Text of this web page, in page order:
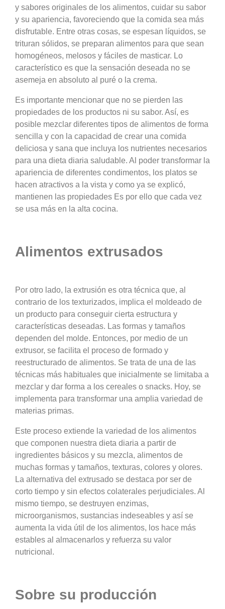
y sabores originales de los alimentos, cuidar su sabor
y su apariencia, favoreciendo que la comida sea más
disfrutable. Entre otras cosas, se espesan líquidos, se
trituran sólidos, se preparan alimentos para que sean
homogéneos, melosos y fáciles de masticar. Lo
característico es que la sensación deseada no se
asemeja en absoluto al puré o la crema.
Es importante mencionar que no se pierden las
propiedades de los productos ni su sabor. Así, es
posible mezclar diferentes tipos de alimentos de forma
sencilla y con la capacidad de crear una comida
deliciosa y sana que incluya los nutrientes necesarios
para una dieta diaria saludable. Al poder transformar la
apariencia de diferentes condimentos, los platos se
hacen atractivos a la vista y como ya se explicó,
mantienen las propiedades Es por ello que cada vez
se usa más en la alta cocina.
Alimentos extrusados
Por otro lado, la extrusión es otra técnica que, al
contrario de los texturizados, implica el moldeado de
un producto para conseguir cierta estructura y
características deseadas. Las formas y tamaños
dependen del molde. Entonces, por medio de un
extrusor, se facilita el proceso de formado y
reestructurado de alimentos. Se trata de una de las
técnicas más habituales que inicialmente se limitaba a
mezclar y dar forma a los cereales o snacks. Hoy, se
implementa para transformar una amplia variedad de
materias primas.
Este proceso extiende la variedad de los alimentos
que componen nuestra dieta diaria a partir de
ingredientes básicos y su mezcla, alimentos de
muchas formas y tamaños, texturas, colores y olores.
La alternativa del extrusado se destaca por ser de
corto tiempo y sin efectos colaterales perjudiciales. Al
mismo tiempo, se destruyen enzimas,
microorganismos, sustancias indeseables y así se
aumenta la vida útil de los alimentos, los hace más
estables al almacenarlos y refuerza su valor
nutricional.
Sobre su producción